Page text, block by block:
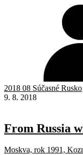
2018 08 Súčasné Rusko
9. 8. 2018
From Russia
Moskva, rok 1991,